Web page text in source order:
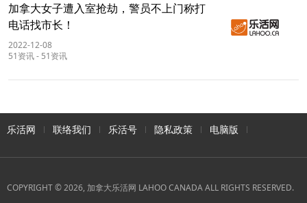
加拿大女子遭入室抢劫，警员不上门称打
电话找市长！
2022-12-08
51资讯- 51资讯
乐活网 联络我们 乐活号 隐私政策 电脑版
COPYRIGHT © 2026, 加拿大乐活网 LAHOO CANADA ALL RIGHTS RESERVED.